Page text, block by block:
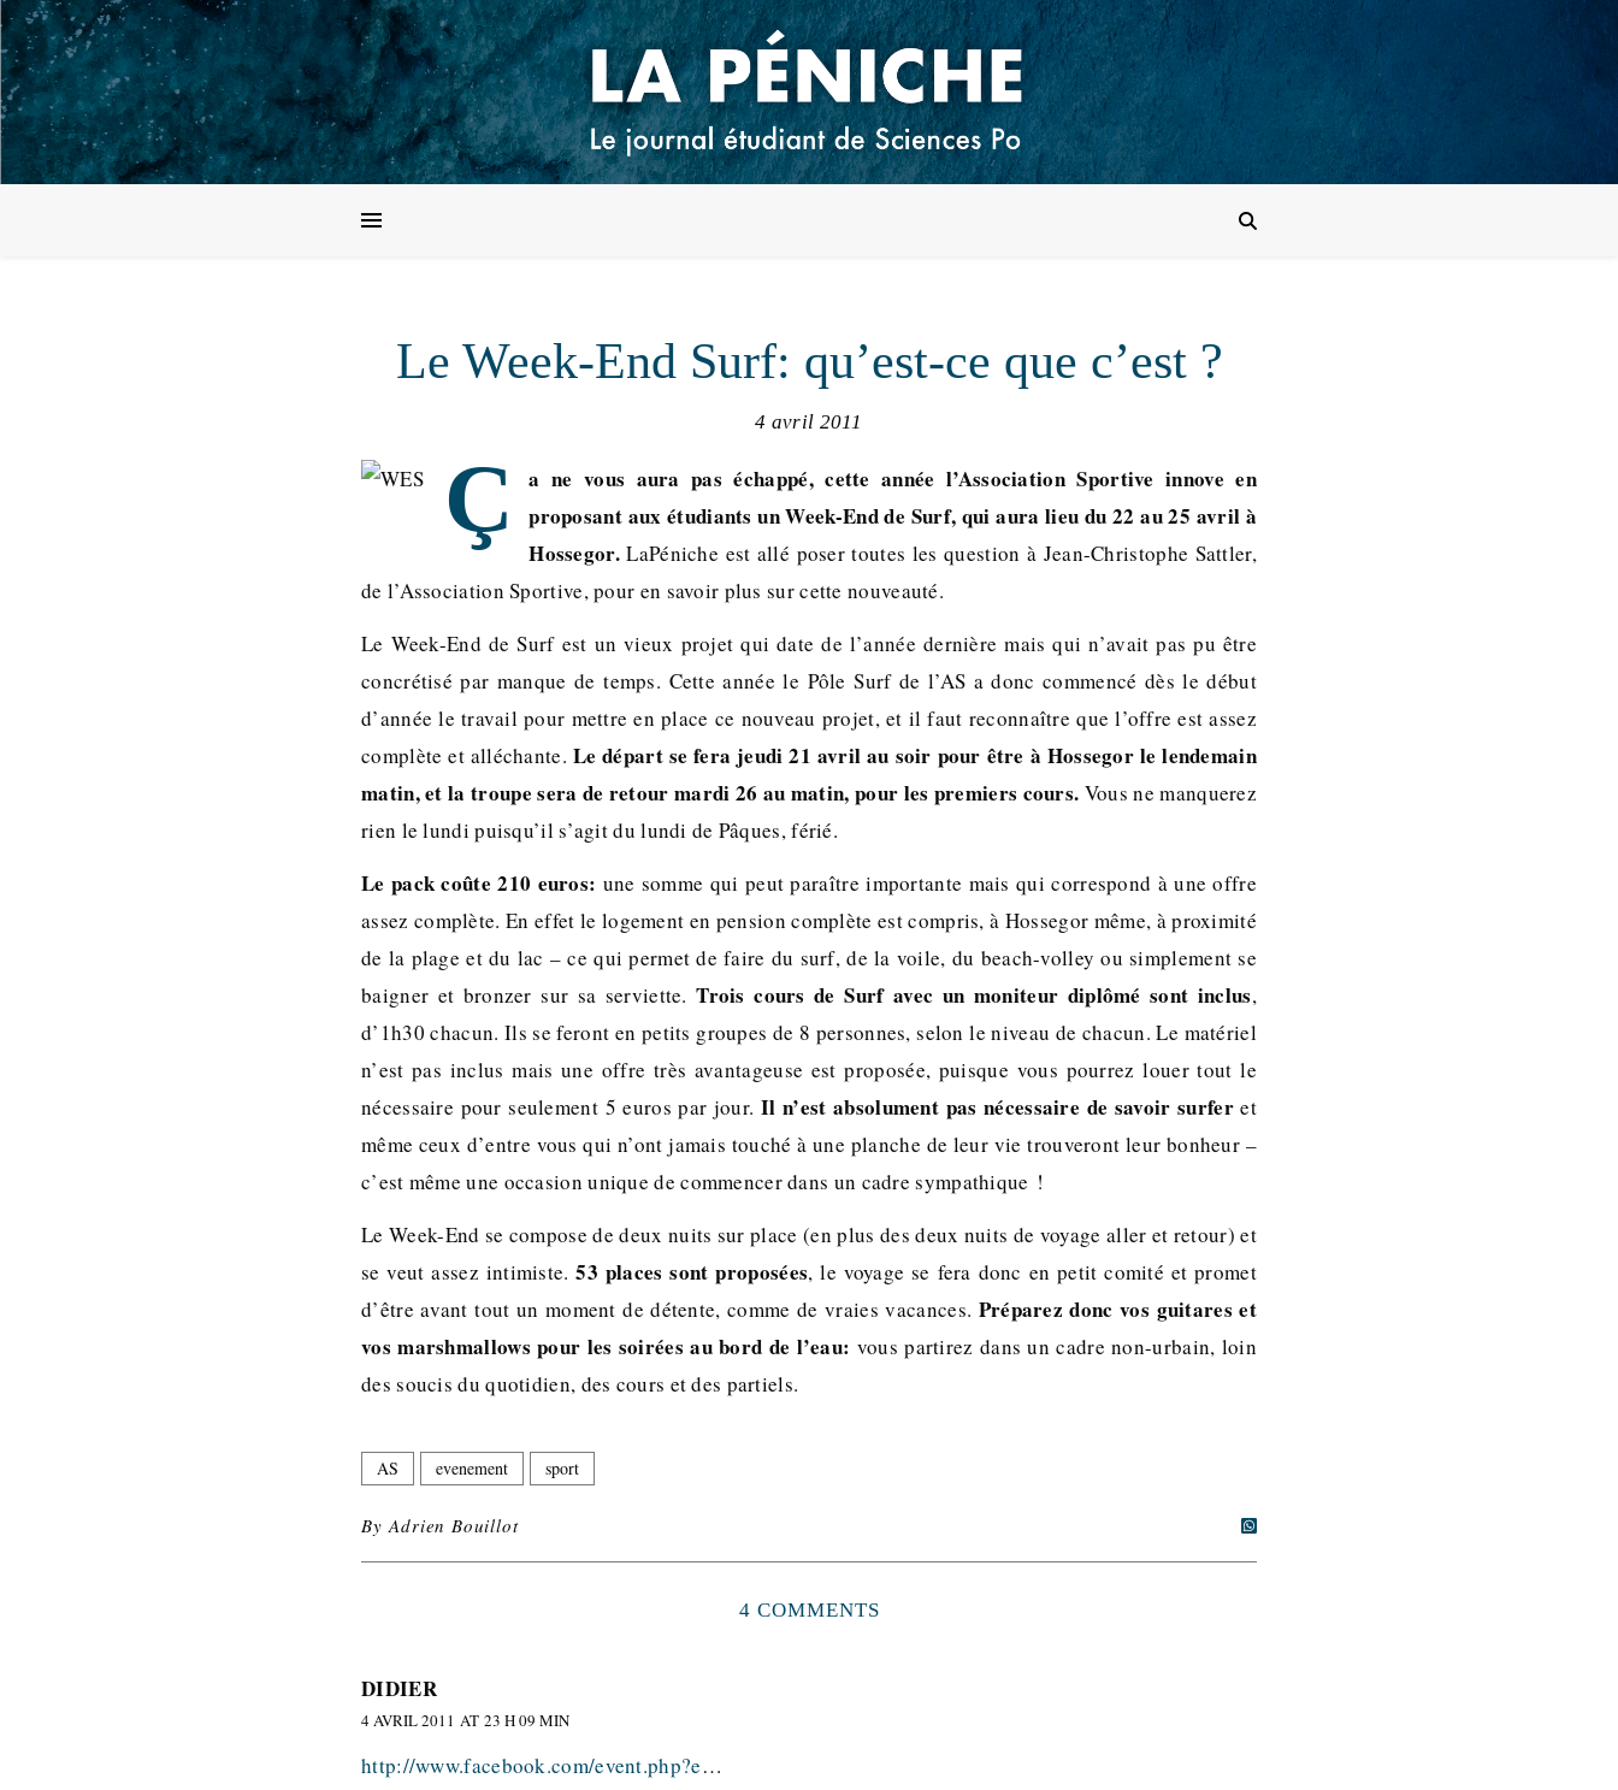
Le Week-End Surf: qu’est-ce que c’est ?
4 avril 2011
Ç
a ne vous aura pas échappé, cette année l’Association Sportive innove en
proposant aux étudiants un Week-End de Surf, qui aura lieu du 22 au 25 avril à
Hossegor.LaPéniche est allé poser toutes les question à Jean-Christophe Sattler,
de l’Association Sportive, pour en savoir plus sur cette nouveauté.
Le Week-End de Surf est un vieux projet qui date de l’année dernière mais qui n’avait pas pu être
concrétisé par manque de temps. Cette année le Pôle Surf de l’AS a donc commencé dès le début
d’année le travail pour mettre en place ce nouveau projet, et il faut reconnaître que l’offre est assez
complète et alléchante. Le départ se fera jeudi 21 avril au soir pour être à Hossegor le lendemain
matin, et la troupe sera de retour mardi 26 au matin, pour les premiers cours. Vous ne manquerez
rien le lundi puisqu’il s’agit du lundi de Pâques, férié.
Le pack coûte 210 euros: une somme qui peut paraître importante mais qui correspond à une offre
assez complète. En effet le logement en pension complète est compris, à Hossegor même, à proximité
de la plage et du lac – ce qui permet de faire du surf, de la voile, du beach-volley ou simplement se
baigner et bronzer sur sa serviette.Trois cours de Surf avec un moniteur diplômé sont inclus,
d’1h30 chacun. Ils se feront en petits groupes de 8 personnes, selon le niveau de chacun. Le matériel
n’est pas inclus mais une offre très avantageuse est proposée, puisque vous pourrez louer tout le
nécessaire pour seulement 5 euros par jour. Il n’est absolument pas nécessaire de savoir surferet
même ceux d’entre vous qui n’ont jamais touché à une planche de leur vie trouveront leur bonheur –
c’est même une occasion unique de commencer dans un cadre sympathique !
Le Week-End se compose de deux nuits sur place (en plus des deux nuits de voyage aller et retour) et
se veut assez intimiste.53 places sont proposées, le voyage se fera donc en petit comité et promet
d’être avant tout un moment de détente, comme de vraies vacances. Préparez donc vos guitares et
vos marshmallows pour les soirées au bord de l’eau: vous partirez dans un cadre non-urbain, loin
des soucis du quotidien, des cours et des partiels.
AS evenement sport
ByAdrien Bouillot
4 COMMENTS
DIDIER
4 AVRIL 2011 AT 23 H 09 MIN
http://www.facebook.com/event.php?e…